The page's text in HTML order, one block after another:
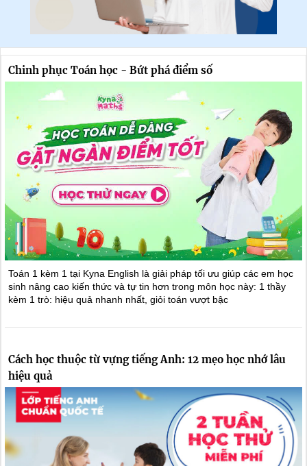
Chinh phục Toán học - Bứt phá điểm số
Toán 1 kèm 1 tại Kyna English là giải pháp tối ưu giúp các em học
sinh nâng cao kiến thức và tự tin hơn trong môn học này: 1 thầy
kèm 1 trò: hiệu quả nhanh nhất, giỏi toán vượt bậc
Cách học thuộc từ vựng tiếng Anh: 12 mẹo học nhớ lâu
hiệu quả